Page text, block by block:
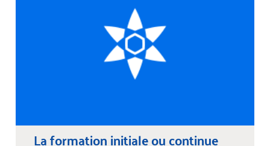
La formation initiale ou continue